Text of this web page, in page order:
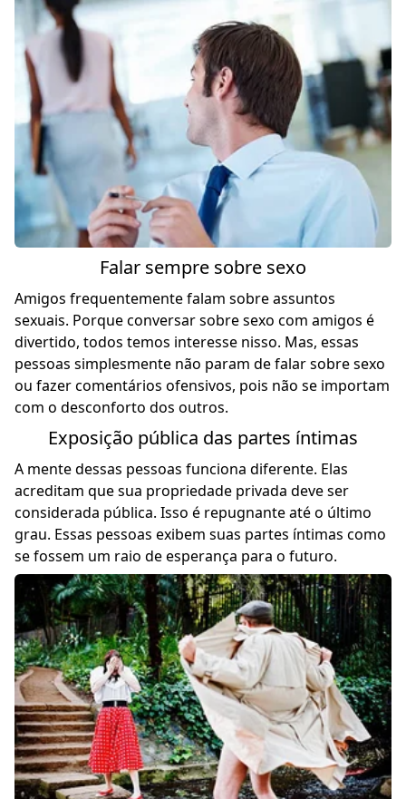
Falar sempre sobre sexo
Amigos frequentemente falam sobreassuntos
sexuais. Porque conversar sobre sexo com amigos é
divertido, todos temos interesse nisso. Mas, essas
pessoas simplesmente não param de falar sobre sexo
ou fazer comentários ofensivos, pois não se importam
com o desconforto dos outros.
Exposição pública das partes íntimas
A mente dessas pessoas funciona diferente. Elas
acreditam que sua propriedade privada deve ser
considerada pública. Isso é repugnante até o último
grau. Essas pessoas exibem suas partes íntimas como
se fossem um raio de esperança para o futuro.